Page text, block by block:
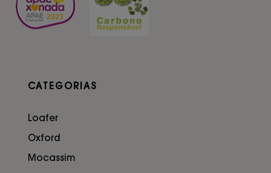
CATEGORIAS
Loafer
Oxford
Mocassim